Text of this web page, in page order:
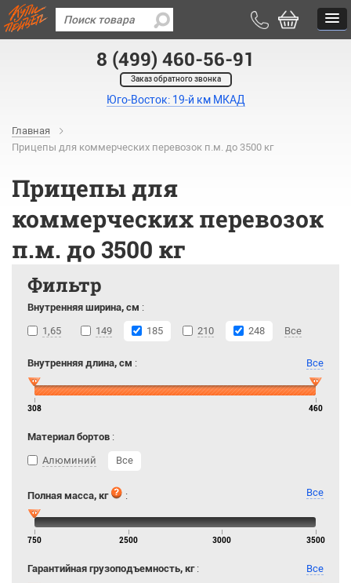
8 (499) 460-56-91
Заказ обратного звонка
Юго-Восток: 19-й км МКАД
Главная
Прицепы для коммерческих перевозок п.м. до 3500 кг
Прицепы для
коммерческих перевозок
п.м. до 3500 кг
Фильтр
Внутренняя ширина, см :
1,65
149 185 210 248 Все
Внутренняя длина, см : Все
308 460
Материал бортов :
Алюминий
Все
Полная масса, кг : Все
750 2500 3000 3500
Гарантийная грузоподъемность, кг: Все